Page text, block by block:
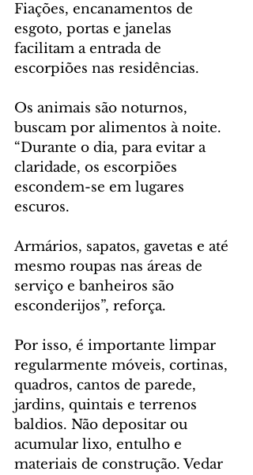
Fiações, encanamentos de
esgoto, portas e janelas
facilitam a entrada de
escorpiões nas residências.
Os animais são noturnos,
buscam por alimentos à noite.
“Durante o dia, para evitar a
claridade, os escorpiões
escondem-se em lugares
escuros.
Armários, sapatos, gavetas e até
mesmo roupas nas áreas de
serviço e banheiros são
esconderijos”, reforça.
Por isso, é importante limpar
regularmente móveis, cortinas,
quadros, cantos de parede,
jardins, quintais e terrenos
baldios. Não depositar ou
acumular lixo, entulho e
materiais de construção. Vedar